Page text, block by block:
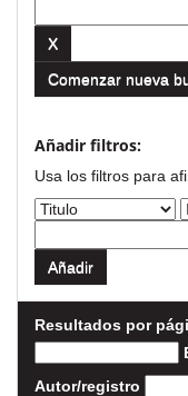
Comenzar nueva
Añadir filtros:
Usa los filtros para
Resultados por
Autor/registro